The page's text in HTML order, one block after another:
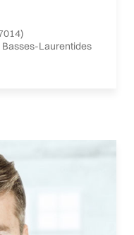
Laurentides